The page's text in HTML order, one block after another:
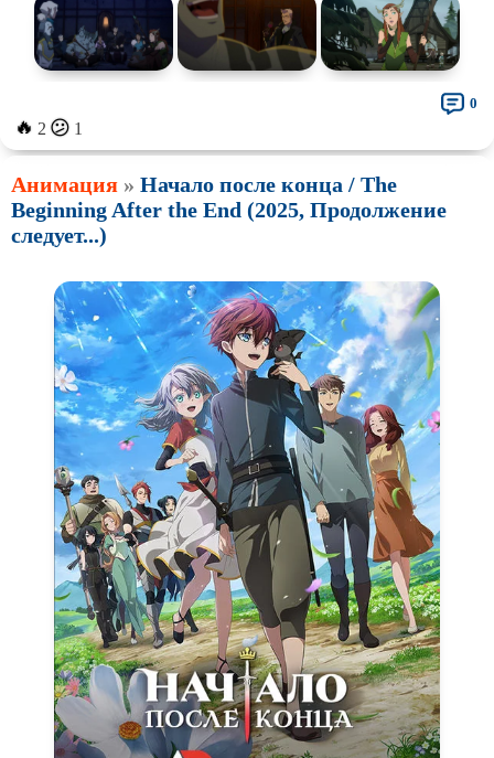
🔥 2 😕 1
0
Анимация » Начало после конца / The
Beginning After the End (2025, Продолжение
следует...)